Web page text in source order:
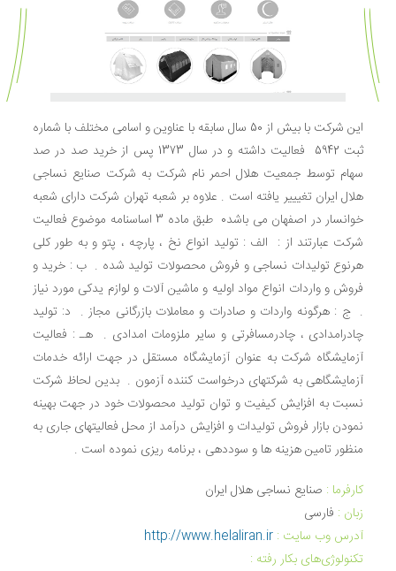
این شرکت با بیش از 50 سال سابقه با عناوین و اسامی مختلف با شماره
ثبت 5942 فعالیت داشته و در سال 1373 پس از خرید صد در صد
سهام توسط جمعیت هلال احمر نام شرکت به شرکت صنایع نساجی
هلال ایران تغیییر یافته است . علاوه بر شعبه تهران شرکت دارای شعبه
خوانسار در اصفهان می باشد0 طبق ماده 3 اساسنامه موضوع فعالیت
شرکت عبارتند از : الف : تولید انواع نخ ، پارچه ، پتو و به طور کلی
هرنوع تولیدات نساجی و فروش محصولات تولید شده . ب : خرید و
فروش و واردات انواع مواد اولیه و ماشین آلات و لوازم یدکی مورد نیاز
. ج : هرگونه واردات و صادرات و معاملات بازرگانی مجاز . د: تولید
چادرامدادی ، چادرمسافرتی و سایر ملزومات امدادی . هـ : فعالیت
آزمایشگاه شرکت به عنوان آزمایشگاه مستقل در جهت ارائه خدمات
آزمایشگاهی به شرکتهای درخواست کننده آزمون . بدین لحاظ شرکت
نسبت به افزایش کیفیت و توان تولید محصولات خود در جهت بهینه
نمودن بازار فروش تولیدات و افزایش درآمد از محل فعالیتهای جاری به
منظور تامین هزینه ها و سوددهی ، برنامه ریزی نموده است .
کارفرما : صنایع نساجی هلال ایران
زبان‌ : فارسی
آدرس وب سایت : http://www.helaliran.ir
تکنولوژی‌های بکار رفته :